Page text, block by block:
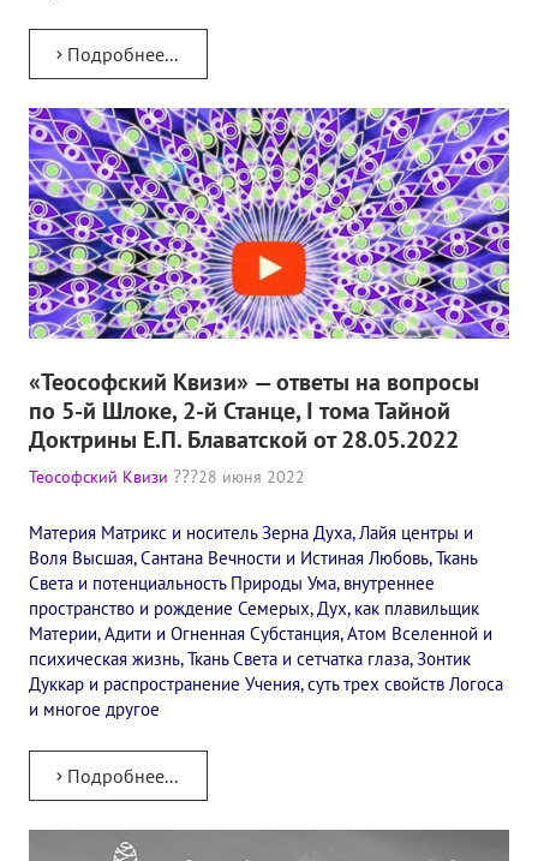
Подробнее...
«Теософский Квизи» — ответы на вопросы
по 5-й Шлоке, 2-й Станце, I тома Тайной
Доктрины Е.П. Блаватской от 28.05.2022
Теософский Квизи 28 июня 2022
Материя Матрикс и носитель Зерна Духа, Лайя центры и
Воля Высшая, Сантана Вечности и Истиная Любовь, Ткань
Света и потенциальность Природы Ума, внутреннее
пространство и рождение Семерых, Дух, как плавильщик
Материи, Адити и Огненная Субстанция, Атом Вселенной и
психическая жизнь, Ткань Света и сетчатка глаза, Зонтик
Дуккар и распространение Учения, суть трех свойств Логоса
и многое другое
Подробнее...